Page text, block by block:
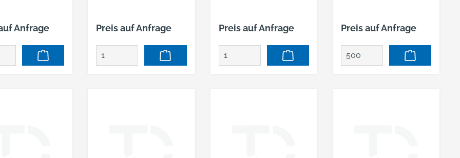
Anfrage Preis auf Anfrage Preis auf Anfrage Preis auf Anfrage